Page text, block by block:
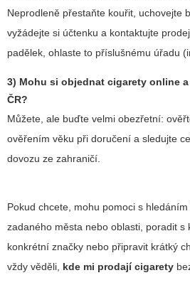
Neprodleně přestaňte kouřit, uchovejte
vyžádejte si účtenku a kontaktujte
padělek, ohlaste to příslušnému úřadu
3) Mohu si objednat cigarety online
ČR?
Můžete, ale buďte velmi obezřetní:
ověřením věku při doručení a sledujte
dovozu ze zahraničí.
Pokud chcete, mohu pomoci s
zadaného města nebo oblasti, poradit s
konkrétní značky nebo připravit krátký
vždy věděli, kde mi prodají cigarety